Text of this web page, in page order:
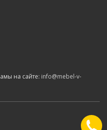
на сайте: info@mebel-v-